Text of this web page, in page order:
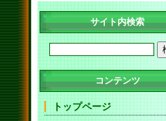
サイト内検索
コンテンツ
トップページ